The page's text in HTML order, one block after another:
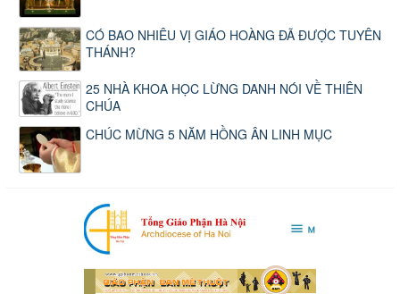
CÓ BAO NHIÊU VỊ GIÁO HOÀNG ĐÃ ĐƯỢC TUYÊN
THÁNH?
25 NHÀ KHOA HỌC LỪNG DANH NÓI VỀ THIÊN
CHÚA
CHÚC MỪNG 5 NĂM HỒNG ÂN LINH MỤC